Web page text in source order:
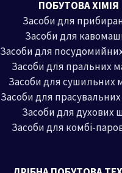
ПОБУТОВА ХІМІЯ
Засоби для
Засоби для
Засоби для
Засоби для пральних
Засоби для сушильних
Засоби для
Засоби для духових
Засоби для комбі-